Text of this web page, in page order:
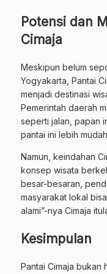
Potensi dan
Cimaja
Meskipun belum
Yogyakarta, Pantai
menjadi destinasi
Pemerintah daerah
seperti jalan, papan
pantai ini lebih
Namun, keindahan
konsep wisata
besar-besaran,
masyarakat lokal
alami”-nya Cimaja
Kesimpulan
Pantai Cimaja bukan